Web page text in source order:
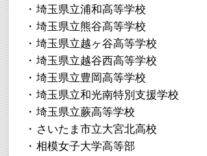
埼玉県立浦和高等学校
埼玉県立熊谷高等学校
埼玉県立越ヶ谷高等学校
埼玉県立越谷西高等学校
埼玉県立豊岡高等学校
埼玉県立和光南特別支援学校
埼玉県立蕨高等学校
さいたま市立大宮北高校
相模女子大学高等部